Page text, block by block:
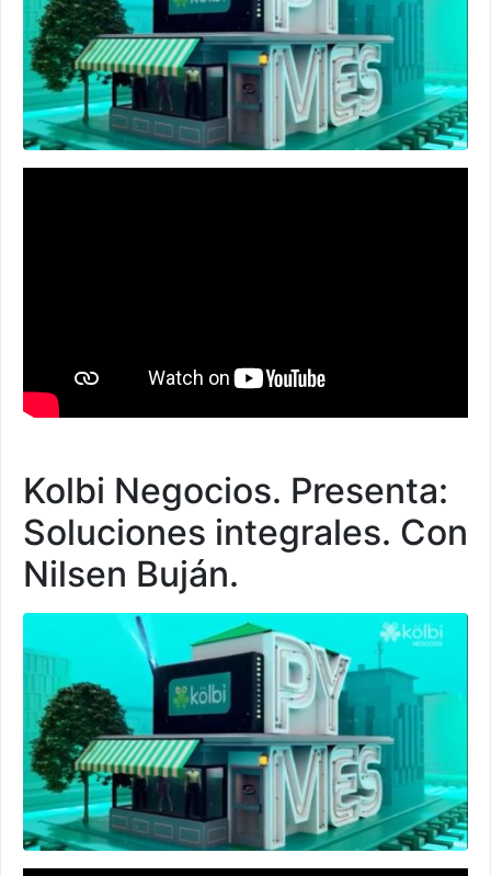
Kolbi Negocios. Presenta:
Soluciones integrales. Con
Nilsen Buján.